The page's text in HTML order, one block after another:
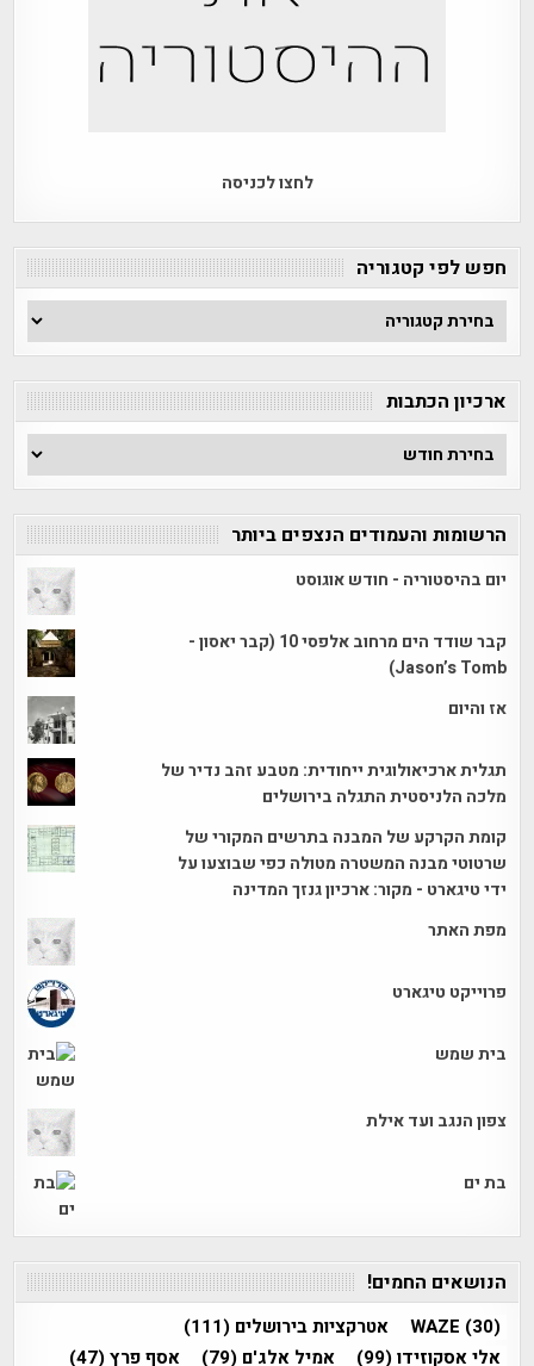
לחצו לכניסה
חפש לפי קטגוריה
חפש
לפי
ארכיון הכתבות
ארכיון
הכתבות
הרשומות והעמודים הנצפים ביותר
יום בהיסטוריה - חודש אוגוסט
קבר שודד הים מרחוב אלפסי 10 (קבר יאסון -
Jason’s Tomb)
אז והיום
תגלית ארכיאולוגית ייחודית: מטבע זהב נדיר של
מלכה הלניסטית התגלה בירושלים
קומת הקרקע של המבנה בתרשים המקורי של
שרטוטי מבנה המשטרה מטולה כפי שבוצעו על
ידי טיגארט - מקור: ארכיון גנזך המדינה
מפת האתר
פרוייקט טיגארט
בית שמש
צפון הנגב ועד אילת
בת ים
הנושאים החמים!
WAZE (30) אטרקציות בירושלים (111)
אלי אסקוזידו(99) אמיל אלג'ם (79) אסף פרץ(47)